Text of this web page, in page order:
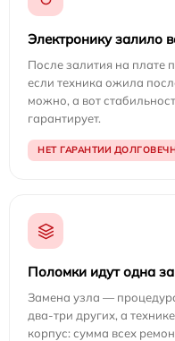
Электронику залило
После залития на плате
если техника ожила
можно, а вот
гарантирует.
НЕТ ГАРАНТИИ
Поломки идут одна
Замена узла —
два-три других, а
корпус: сумма всех